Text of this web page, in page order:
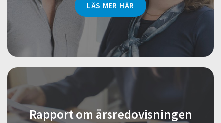
LÄS MER HÄR
Rapport om årsredovisningen